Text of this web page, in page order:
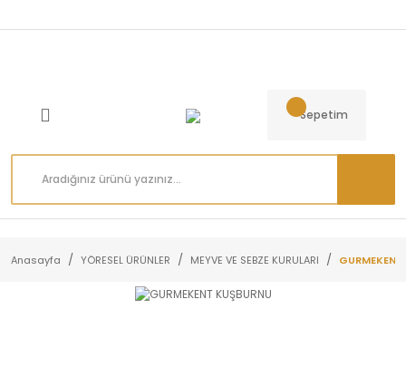
Sepetim
Anasayfa YÖRESEL ÜRÜNLER MEYVE VE SEBZE KURULARI